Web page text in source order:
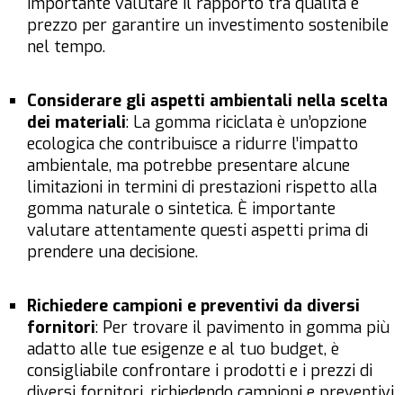
prezzo per garantire un investimento sostenibile
nel tempo.
Considerare gli aspetti ambientali nella scelta
dei materiali: La gomma riciclata è un’opzione
ecologica che contribuisce a ridurre l’impatto
ambientale, ma potrebbe presentare alcune
limitazioni in termini di prestazioni rispetto alla
gomma naturale o sintetica. È importante
valutare attentamente questi aspetti prima di
prendere una decisione.
Richiedere campioni e preventivi da diversi
fornitori: Per trovare il pavimento in gomma più
adatto alle tue esigenze e al tuo budget, è
consigliabile confrontare i prodotti e i prezzi di